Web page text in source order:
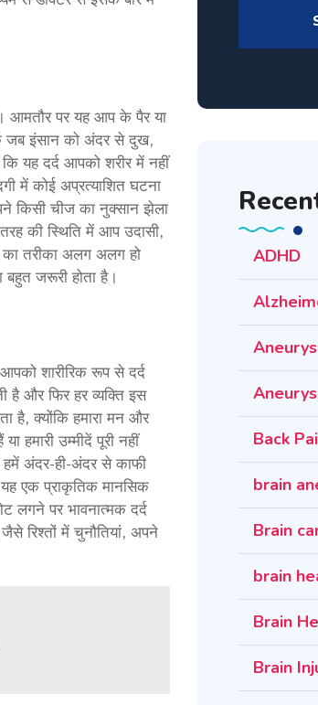
आमतौर पर यह आप के पैर या
जब इंसान को अंदर से दुख,
यह दर्द आपको शरीर में नहीं
में कोई अप्रत्याशित घटना
किसी चीज का नुक्सान झेला
की स्थिति में आप उदासी,
का तरीका अलग अलग हो
जरूरी होता है।
शारीरिक रूप से दर्द
है और फिर हर व्यक्ति इस
है, क्योंकि हमारा मन और
हमारी उम्मीदें पूरी नहीं
हमें अंदर-ही-अंदर से काफी
यह एक प्राकृतिक मानसिक
लगने पर भावनात्मक दर्द
रिश्तों में चुनौतियां, अपने
ADHD
Back
brain
Brain
brain
Brain
Brain